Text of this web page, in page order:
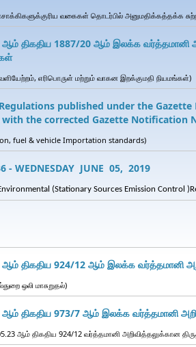
வகைகள் தொடர்பில் அனுமதிக்கத்தக்க
ஆம் திகதிய 1887/20 ஆம் இலக்க வர்த்தமானி
எரிபொருள் மற்றும் வாகன இறக்குமதி நியமங்கள்)
published under the
with the corrected Gazette Notification
fuel & vehicle Importation standards)
- WEDNESDAY JUNE 05, 2019
(Stationary Sources Emission Control )
ஆம் திகதிய 924/12 ஆம் இலக்க வர்த்தமானி
ஒலி மாசுறுதல்)
ஆம் திகதிய 973/7 ஆம் இலக்க வர்த்தமானி
ஆம் திகதிய 924/12 வர்த்தமானி அறிவித்தலுக்கான